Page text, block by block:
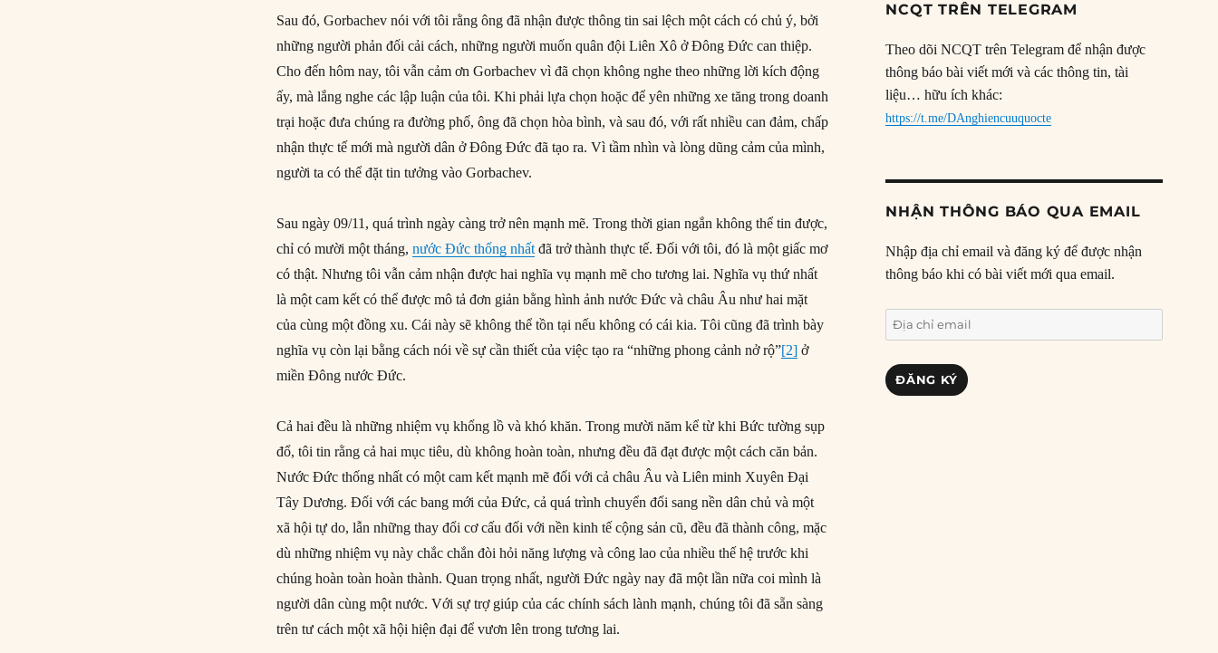
Sau đó, Gorbachev nói với tôi rằng ông đã nhận được thông tin sai lệch một cách có chủ ý, bởi
những người phản đối cải cách, những người muốn quân đội Liên Xô ở Đông Đức can thiệp.
Cho đến hôm nay, tôi vẫn cảm ơn Gorbachev vì đã chọn không nghe theo những lời kích động
ấy, mà lắng nghe các lập luận của tôi. Khi phải lựa chọn hoặc để yên những xe tăng trong doanh
trại hoặc đưa chúng ra đường phố, ông đã chọn hòa bình, và sau đó, với rất nhiều can đảm, chấp
nhận thực tế mới mà người dân ở Đông Đức đã tạo ra. Vì tầm nhìn và lòng dũng cảm của mình,
người ta có thể đặt tin tưởng vào Gorbachev.
Sau ngày 09/11, quá trình ngày càng trở nên mạnh mẽ. Trong thời gian ngắn không thể tin được,
chỉ có mười một tháng,nước Đức thống nhất đã trở thành thực tế. Đối với tôi, đó là một giấc mơ
có thật. Nhưng tôi vẫn cảm nhận được hai nghĩa vụ mạnh mẽ cho tương lai. Nghĩa vụ thứ nhất
là một cam kết có thể được mô tả đơn giản bằng hình ảnh nước Đức và châu Âu như hai mặt
của cùng một đồng xu. Cái này sẽ không thể tồn tại nếu không có cái kia. Tôi cũng đã trình bày
nghĩa vụ còn lại bằng cách nói về sự cần thiết của việc tạo ra “những phong cảnh nở rộ”[2] ở
miền Đông nước Đức.
Cả hai đều là những nhiệm vụ khổng lồ và khó khăn. Trong mười năm kể từ khi Bức tường sụp
đổ, tôi tin rằng cả hai mục tiêu, dù không hoàn toàn, nhưng đều đã đạt được một cách căn bản.
Nước Đức thống nhất có một cam kết mạnh mẽ đối với cả châu Âu và Liên minh Xuyên Đại
Tây Dương. Đối với các bang mới của Đức, cả quá trình chuyển đổi sang nền dân chủ và một
xã hội tự do, lẫn những thay đổi cơ cấu đối với nền kinh tế cộng sản cũ, đều đã thành công, mặc
dù những nhiệm vụ này chắc chắn đòi hỏi năng lượng và công lao của nhiều thế hệ trước khi
chúng hoàn toàn hoàn thành. Quan trọng nhất, người Đức ngày nay đã một lần nữa coi mình là
người dân cùng một nước. Với sự trợ giúp của các chính sách lành mạnh, chúng tôi đã sẵn sàng
trên tư cách một xã hội hiện đại để vươn lên trong tương lai.
NCQT TRÊN TELEGRAM
Theo dõi NCQT trên Telegram để nhận được
thông báo bài viết mới và các thông tin, tài
liệu… hữu ích khác:
https://t.me/DAnghiencuuquocte
NHẬN THÔNG BÁO QUA EMAIL
Nhập địa chỉ email và đăng ký để được nhận
thông báo khi có bài viết mới qua email.
Địa
chỉ
email
ĐĂNG KÝ